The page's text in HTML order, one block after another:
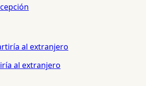
al extranjero